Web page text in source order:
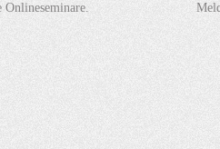
Onlineseminare.